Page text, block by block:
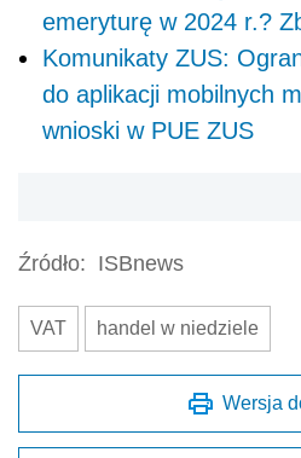
emeryturę w 2024 r.?
Komunikaty ZUS:
do aplikacji mobilnych
wnioski w PUE ZUS
Źródło: ISBnews
VAT handel w niedziele
Wersja